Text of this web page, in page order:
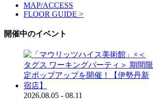
MAP/ACCESS
FLOOR GUIDE >
開催中のイベント
2026.08.05 - 08.11